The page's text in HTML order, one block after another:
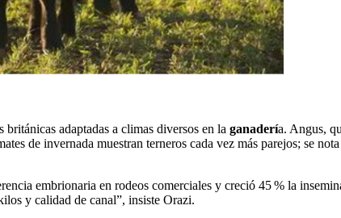
adaptadas a climas diversos en la ganadería. Angus,
de invernada muestran terneros cada vez más parejos; se
embrionaria en rodeos comerciales y creció 45 % la
y calidad de canal”, insiste Orazi.